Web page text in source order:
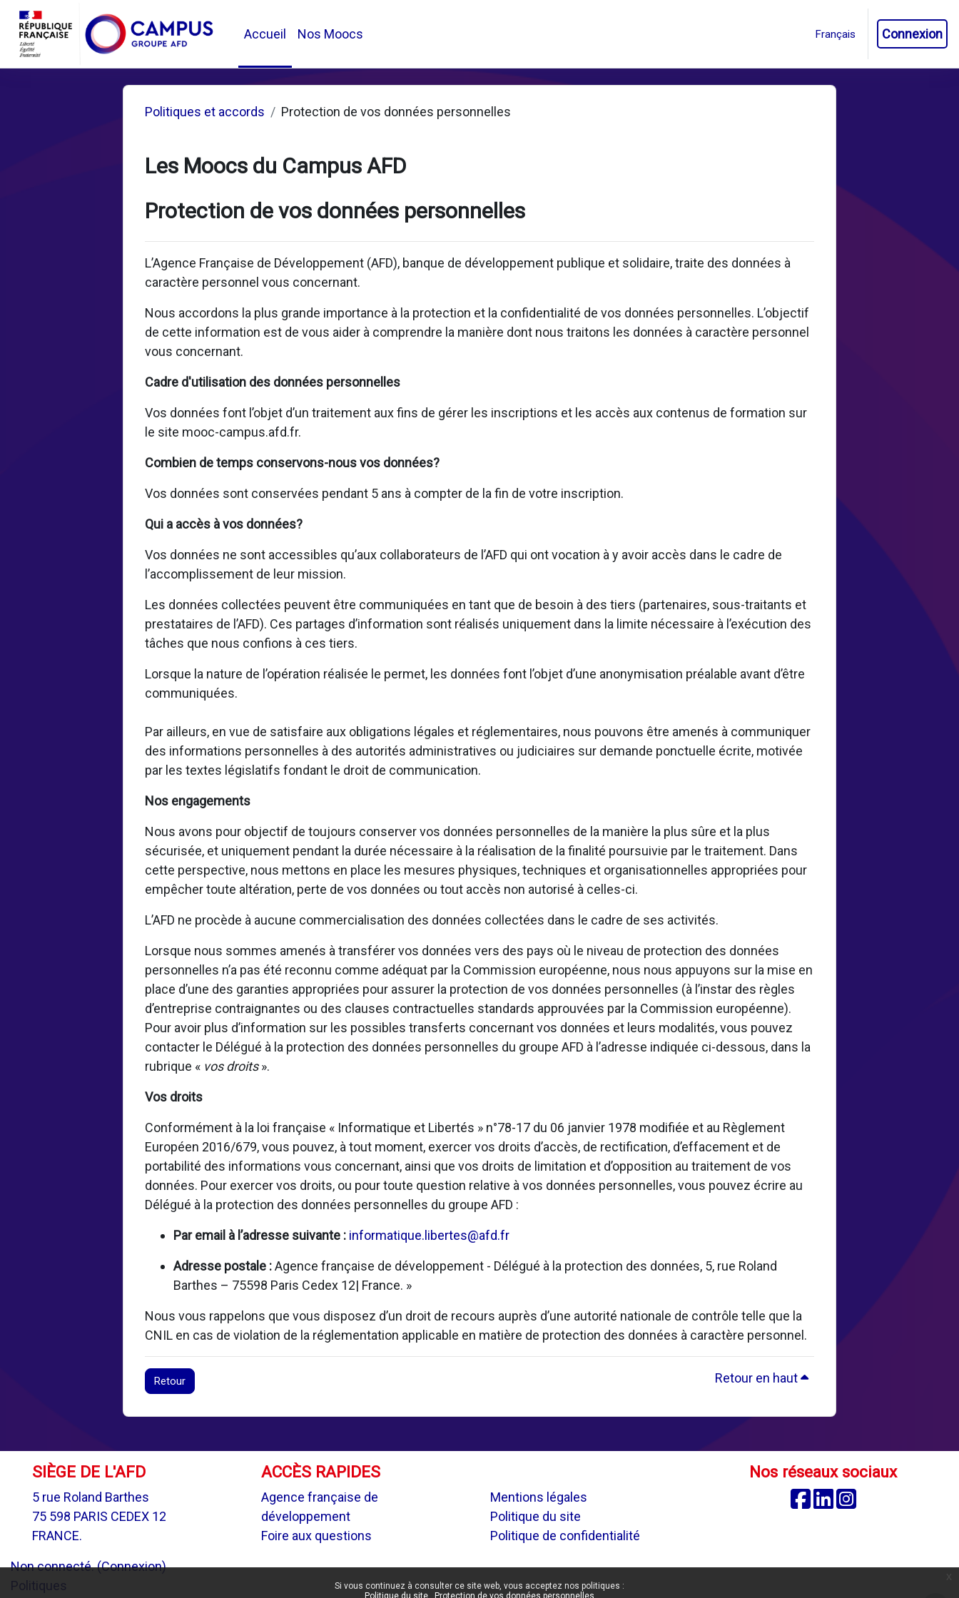
Passer au contenu principal
Si vous continuez à consulter ce site web, vous acceptez nos politiques :
Politique du site
Protection de vos données personnelles
Accueil Nos Moocs Connexion
Politiques et accords Protection de vos données personnelles
Les Moocs du Campus AFD
Protection de vos données personnelles
L’Agence Française de Développement (AFD), banque de développement publique et solidaire, traite des données à
caractère personnel vous concernant.
Nous accordons la plus grande importance à la protection et la confidentialité de vos données personnelles. L’objectif
de cette information est de vous aider à comprendre la manière dont nous traitons les données à caractère personnel
vous concernant.
Cadre d'utilisation des données personnelles
Vos données font l’objet d’un traitement aux fins de gérer les inscriptions et les accès aux contenus de formation sur
le site mooc-campus.afd.fr.
Combien de temps conservons-nous vos données?
Vos données sont conservées pendant 5 ans à compter de la fin de votre inscription.
Qui a accès à vos données?
Vos données ne sont accessibles qu’aux collaborateurs de l’AFD qui ont vocation à y avoir accès dans le cadre de
l’accomplissement de leur mission.
Les données collectées peuvent être communiquées en tant que de besoin à des tiers (partenaires, sous-traitants et
prestataires de l’AFD). Ces partages d’information sont réalisés uniquement dans la limite nécessaire à l’exécution des
tâches que nous confions à ces tiers.
Lorsque la nature de l’opération réalisée le permet, les données font l’objet d’une anonymisation préalable avant d’être
communiquées.
Par ailleurs, en vue de satisfaire aux obligations légales et réglementaires, nous pouvons être amenés à communiquer
des informations personnelles à des autorités administratives ou judiciaires sur demande ponctuelle écrite, motivée
par les textes législatifs fondant le droit de communication.
Nos engagements
Nous avons pour objectif de toujours conserver vos données personnelles de la manière la plus sûre et la plus
sécurisée, et uniquement pendant la durée nécessaire à la réalisation de la finalité poursuivie par le traitement. Dans
cette perspective, nous mettons en place les mesures physiques, techniques et organisationnelles appropriées pour
empêcher toute altération, perte de vos données ou tout accès non autorisé à celles-ci.
L’AFD ne procède à aucune commercialisation des données collectées dans le cadre de ses activités.
Lorsque nous sommes amenés à transférer vos données vers des pays où le niveau de protection des données
personnelles n’a pas été reconnu comme adéquat par la Commission européenne, nous nous appuyons sur la mise en
place d’une des garanties appropriées pour assurer la protection de vos données personnelles (à l’instar des règles
d’entreprise contraignantes ou des clauses contractuelles standards approuvées par la Commission européenne).
Pour avoir plus d’information sur les possibles transferts concernant vos données et leurs modalités, vous pouvez
contacter le Délégué à la protection des données personnelles du groupe AFD à l’adresse indiquée ci-dessous, dans la
rubrique « vos droits».
Vos droits
Conformément à la loi française « Informatique et Libertés » n°78-17 du 06 janvier 1978 modifiée et au Règlement
Européen 2016/679, vous pouvez, à tout moment, exercer vos droits d’accès, de rectification, d’effacement et de
portabilité des informations vous concernant, ainsi que vos droits de limitation et d’opposition au traitement de vos
données. Pour exercer vos droits, ou pour toute question relative à vos données personnelles, vous pouvez écrire au
Délégué à la protection des données personnelles du groupe AFD :
Par email à l’adresse suivante : informatique.libertes@afd.fr
Adresse postale :Agence française de développement - Délégué à la protection des données, 5, rue Roland
Barthes – 75598 Paris Cedex 12| France. »
Nous vous rappelons que vous disposez d’un droit de recours auprès d’une autorité nationale de contrôle telle que la
CNIL en cas de violation de la réglementation applicable en matière de protection des données à caractère personnel.
Retour Retour en haut
SIÈGE DE L'AFD
5 rue Roland Barthes
75 598 PARIS CEDEX 12
FRANCE.
ACCÈS RAPIDES
Agence française de
développement
Foire aux questions
Mentions légales
Politique du site
Politique de confidentialité
Nos réseaux sociaux
FacebookLinkedin
Non connecté. (Connexion)
Politiques